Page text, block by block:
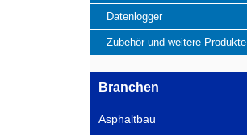
Datenlogger
Zubehör und weitere Produkte
Branchen
Asphaltbau